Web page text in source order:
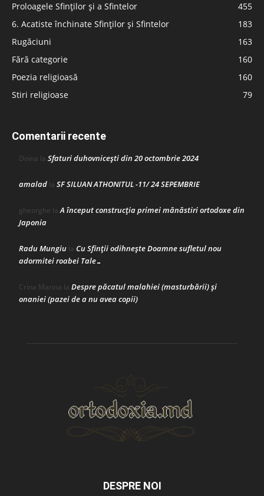
Proloagele Sfinților și a Sfintelor
455
6. Acatiste închinate Sfinților și Sfintelor
183
Rugăciuni
163
Fără categorie
160
Poezia religioasă
160
Stiri religioase
79
Comentarii recente
Doina la Sfaturi duhovnicești din 20 octombrie 2024
amalad la SF SILUAN ATHONITUL -11/ 24 SEPEMBRIE
gheorghe laA început construcţia primei mănăstiri ortodoxe din
Japonia
Radu Mungiu la Cu Sfinții odihnește Doamne sufletul nou
adormitei roabei Tale…
Crina Marina la Despre păcatul malahiei (masturbării) şi
onaniei (pazei de a nu avea copii)
DESPRE NOI